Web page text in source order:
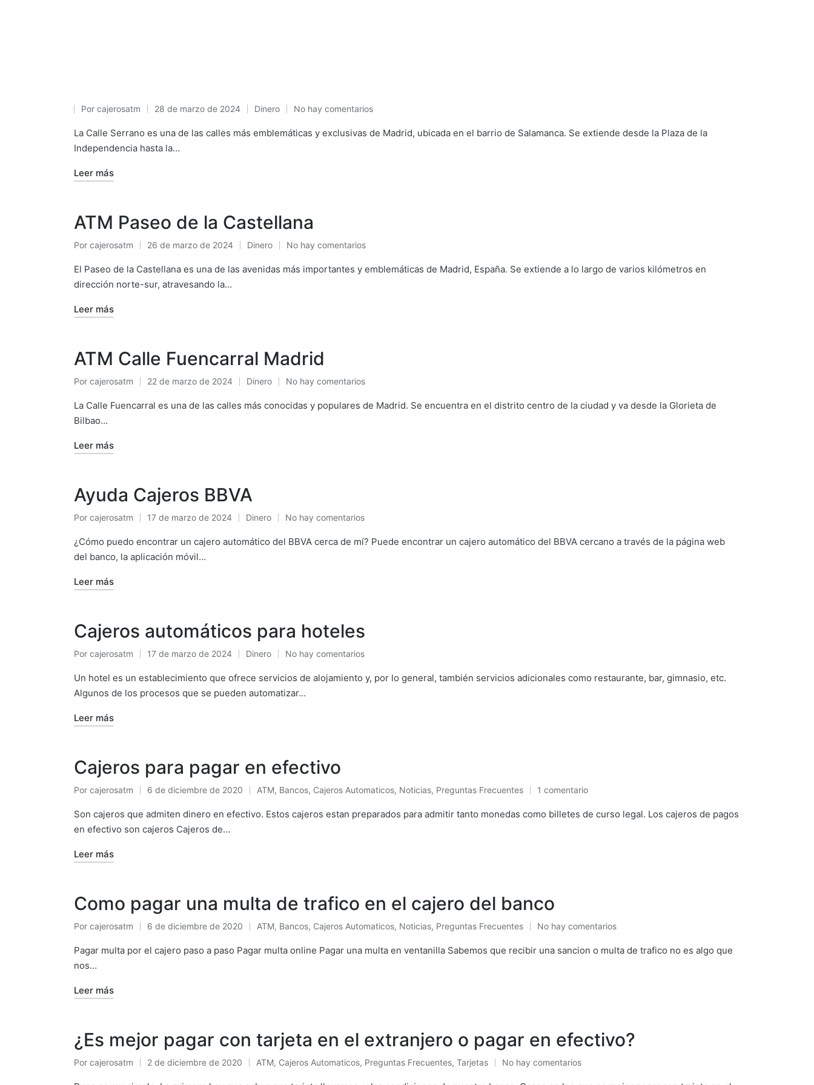
Publicado
por
Por cajerosatm 28 de marzo de 2024
Publicado
en
Dinero No hay comentarios
La Calle Serrano es una de las calles más emblemáticas y exclusivas de Madrid, ubicada en el barrio de Salamanca. Se extiende desde la Plaza de la
Independencia hasta la…
Leer más
ATM Paseo de la Castellana
Publicado
por
Por cajerosatm 26 de marzo de 2024
Publicado
en
Dinero No hay comentarios
El Paseo de la Castellana es una de las avenidas más importantes y emblemáticas de Madrid, España. Se extiende a lo largo de varios kilómetros en
dirección norte-sur, atravesando la…
Leer más
ATM Calle Fuencarral Madrid
Publicado
por
Por cajerosatm 22 de marzo de 2024
Publicado
en
Dinero No hay comentarios
La Calle Fuencarral es una de las calles más conocidas y populares de Madrid. Se encuentra en el distrito centro de la ciudad y va desde la Glorieta de
Bilbao…
Leer más
Ayuda Cajeros BBVA
Publicado
por
Por cajerosatm 17 de marzo de 2024
Publicado
en
Dinero No hay comentarios
¿Cómo puedo encontrar un cajero automático del BBVA cerca de mí? Puede encontrar un cajero automático del BBVA cercano a través de la página web
del banco, la aplicación móvil…
Leer más
Cajeros automáticos para hoteles
Publicado
por
Por cajerosatm 17 de marzo de 2024
Publicado
en
Dinero No hay comentarios
Un hotel es un establecimiento que ofrece servicios de alojamiento y, por lo general, también servicios adicionales como restaurante, bar, gimnasio, etc.
Algunos de los procesos que se pueden automatizar…
Leer más
Cajeros para pagar en efectivo
Publicado
por
Por cajerosatm 6 de diciembre de 2020
Publicado
en
ATM, Bancos, Cajeros Automaticos, Noticias, Preguntas Frecuentes 1 comentario
Son cajeros que admiten dinero en efectivo. Estos cajeros estan preparados para admitir tanto monedas como billetes de curso legal. Los cajeros de pagos
en efectivo son cajeros Cajeros de…
Leer más
Como pagar una multa de trafico en el cajero del banco
Publicado
por
Por cajerosatm 6 de diciembre de 2020
Publicado
en
ATM, Bancos, Cajeros Automaticos, Noticias, Preguntas Frecuentes No hay comentarios
Pagar multa por el cajero paso a paso Pagar multa online Pagar una multa en ventanilla Sabemos que recibir una sancion o multa de trafico no es algo que
nos…
Leer más
¿Es mejor pagar con tarjeta en el extranjero o pagar en efectivo?
Publicado
por
Por cajerosatm 2 de diciembre de 2020
Publicado
en
ATM, Cajeros Automaticos, Preguntas Frecuentes, Tarjetas No hay comentarios